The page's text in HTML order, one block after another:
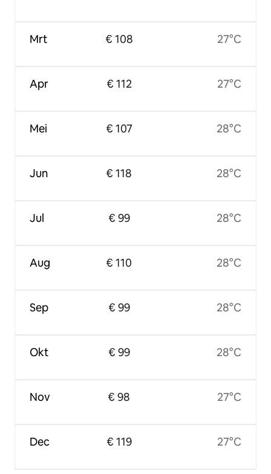
Mrt
Apr
Mei
Jun
Jul
Aug
Sep
Okt
Nov
Dec
€ 108
€ 112
€ 107
€ 118
€ 99
€ 110
€ 99
€ 99
€ 98
€ 119
27°C
27°C
28°C
28°C
28°C
28°C
28°C
28°C
27°C
27°C